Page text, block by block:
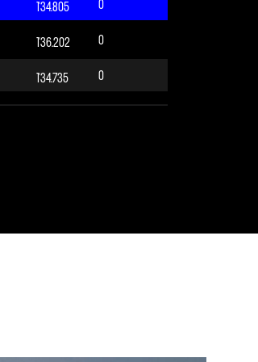
1'34.805 0
1'36.202 0
1'34.735 0